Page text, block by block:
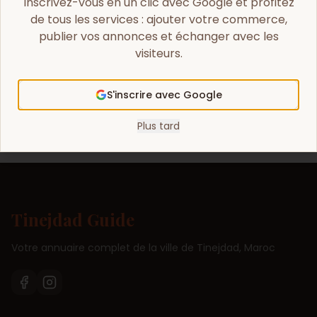
Obtenir l'itinéraire
Tinejdad Guide
Votre annuaire complet de la ville de Tinejdad, Maroc
de tous les services : ajouter votre commerce,
publier vos annonces et échanger avec les
visiteurs.
S'inscrire avec Google
Plus tard